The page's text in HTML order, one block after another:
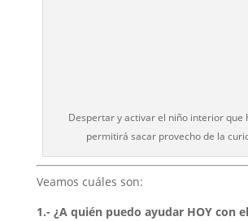
Despertar y activar el niño interior que
permitirá sacar provecho de la
Veamos cuáles son:
1.- ¿A quién puedo ayudar HOY con el